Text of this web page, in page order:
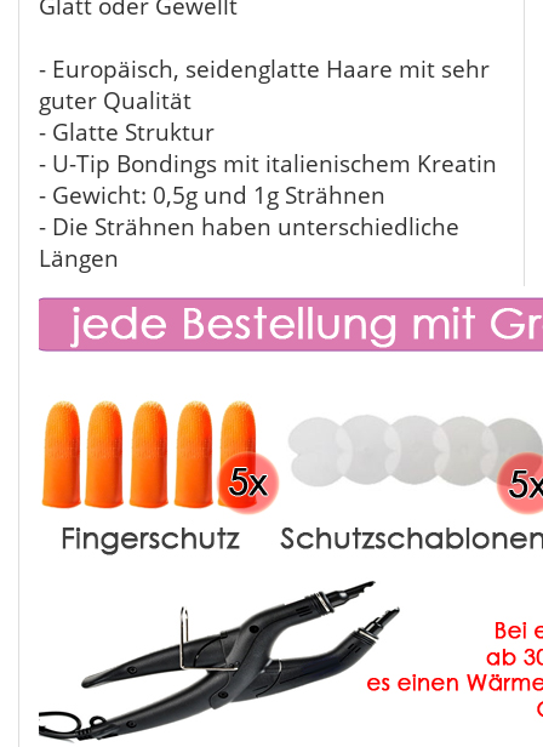
- Europäisch, seidenglatte Haare mit sehr
guter Qualität
- Glatte Struktur
- U-Tip Bondings mit italienischem Kreatin
- Gewicht: 0,5g und 1g Strähnen
- Die Strähnen haben unterschiedliche
Längen